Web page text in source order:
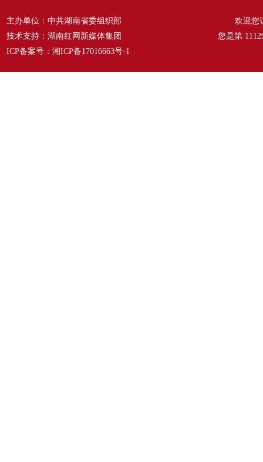
主办单位：中共湖南省委组织部
技术支持：湖南红网新媒体集团
ICP备案号： 湘ICP备17016663号-1
欢迎您
您是第